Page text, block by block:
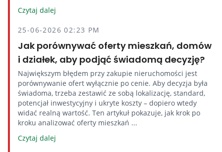
Czytaj dalej
25-06-2026 02:23 PM
Jak porównywać oferty mieszkań, domów
i działek, aby podjąć świadomą decyzję?
Największym błędem przy zakupie nieruchomości jest
porównywanie ofert wyłącznie po cenie. Aby decyzja była
świadoma, trzeba zestawić ze sobą lokalizację, standard,
potencjał inwestycyjny i ukryte koszty – dopiero wtedy
widać realną wartość. Ten artykuł pokazuje, jak krok po
kroku analizować oferty mieszkań ...
Czytaj dalej